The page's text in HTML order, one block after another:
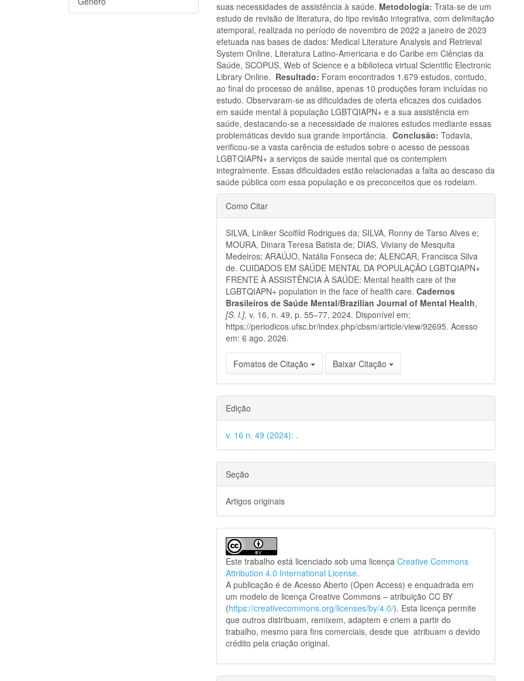
suas necessidades de assistência à saúde. Metodologia: Trata-se de um
estudo de revisão de literatura, do tipo revisão integrativa, com delimitação
atemporal, realizada no período de novembro de 2022 a janeiro de 2023
efetuada nas bases de dados: Medical Literature Analysis and Retrieval
System Online, Literatura Latino-Americana e do Caribe em Ciências da
Saúde, SCOPUS, Web of Science e a biblioteca virtual Scientific Electronic
Library Online. Resultado: Foram encontrados 1.679 estudos, contudo,
ao final do processo de análise, apenas 10 produções foram incluídas no
estudo. Observaram-se as dificuldades de oferta eficazes dos cuidados
em saúde mental à população LGBTQIAPN+ e a sua assistência em
saúde, destacando-se a necessidade de maiores estudos mediante essas
problemáticas devido sua grande importância.Conclusão: Todavia,
verificou-se a vasta carência de estudos sobre o acesso de pessoas
LGBTQIAPN+ a serviços de saúde mental que os contemplem
integralmente. Essas dificuldades estão relacionadas a falta ao descaso da
saúde pública com essa população e os preconceitos que os rodeiam.
Detalhes
do
artigo
Como Citar
SILVA, Liniker Scolfild Rodrigues da; SILVA, Ronny de Tarso Alves e;
MOURA, Dinara Teresa Batista de; DIAS, Viviany de Mesquita
Medeiros; ARAÚJO, Natália Fonseca de; ALENCAR, Francisca Silva
de. CUIDADOS EM SAÚDE MENTAL DA POPULAÇÃO LGBTQIAPN+
FRENTE À ASSISTÊNCIA À SAÚDE: Mental health care of the
LGBTQIAPN+ population in the face of health care.Cadernos
Brasileiros de Saúde Mental/Brazilian Journal of Mental Health,
[S. l.], v. 16, n. 49, p. 55–77, 2024. Disponível em:
https://periodicos.ufsc.br/index.php/cbsm/article/view/92695. Acesso
em: 6 ago. 2026.
Fomatos de Citação Baixar Citação
Edição
v. 16 n. 49 (2024): .
Seção
Artigos originais
Este trabalho está licenciado sob uma licençaCreative Commons
Attribution 4.0 International License.
A publicação é de Acesso Aberto (Open Access) e enquadrada em
um modelo de licença Creative Commons – atribuição CC BY
(https://creativecommons.org/licenses/by/4.0/). Esta licença permite
que outros distribuam, remixem, adaptem e criem a partir do
trabalho, mesmo para fins comerciais, desde que atribuam o devido
crédito pela criação original.